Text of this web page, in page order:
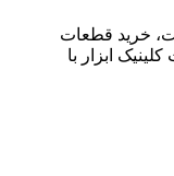
خرید قطعات
ابزار با